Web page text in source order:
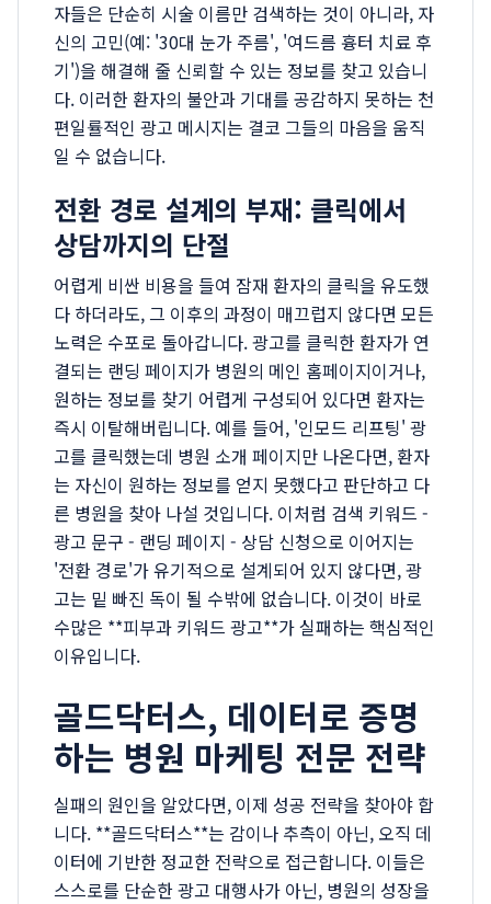
자들은 단순히 시술 이름만 검색하는 것이 아니라, 자
신의 고민(예: '30대 눈가 주름', '여드름 흉터 치료 후
기')을 해결해 줄 신뢰할 수 있는 정보를 찾고 있습니
다. 이러한 환자의 불안과 기대를 공감하지 못하는 천
편일률적인 광고 메시지는 결코 그들의 마음을 움직
일 수 없습니다.
전환 경로 설계의 부재: 클릭에서
상담까지의 단절
어렵게 비싼 비용을 들여 잠재 환자의 클릭을 유도했
다 하더라도, 그 이후의 과정이 매끄럽지 않다면 모든
노력은 수포로 돌아갑니다. 광고를 클릭한 환자가 연
결되는 랜딩 페이지가 병원의 메인 홈페이지이거나,
원하는 정보를 찾기 어렵게 구성되어 있다면 환자는
즉시 이탈해버립니다. 예를 들어, '인모드 리프팅' 광
고를 클릭했는데 병원 소개 페이지만 나온다면, 환자
는 자신이 원하는 정보를 얻지 못했다고 판단하고 다
른 병원을 찾아 나설 것입니다. 이처럼 검색 키워드 -
광고 문구 - 랜딩 페이지 - 상담 신청으로 이어지는
'전환 경로'가 유기적으로 설계되어 있지 않다면, 광
고는 밑 빠진 독이 될 수밖에 없습니다. 이것이 바로
수많은 **피부과 키워드 광고**가 실패하는 핵심적인
이유입니다.
골드닥터스, 데이터로 증명
하는 병원 마케팅 전문 전략
실패의 원인을 알았다면, 이제 성공 전략을 찾아야 합
니다. **골드닥터스**는 감이나 추측이 아닌, 오직 데
이터에 기반한 정교한 전략으로 접근합니다. 이들은
스스로를 단순한 광고 대행사가 아닌, 병원의 성장을